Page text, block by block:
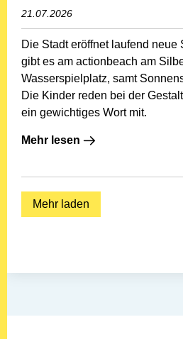
21.07.2026
Die Stadt eröffnet laufend
gibt es am actionbeach am
Wasserspielplatz, samt
Die Kinder reden bei der
ein gewichtiges Wort mit.
Mehr lesen: Am Silbersee
Mehr lesen
Mehr laden